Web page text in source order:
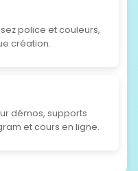
police et couleurs,
création.
démos, supports
et cours en ligne.